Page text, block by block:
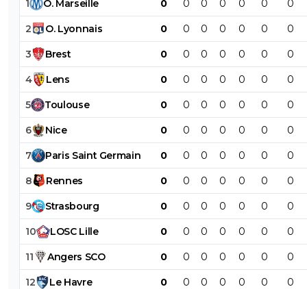
1 O. Marseille 0 0 0 0 0 0 0
2 O. Lyonnais 0 0 0 0 0 0 0
3 Brest 0 0 0 0 0 0 0
4 Lens 0 0 0 0 0 0 0
5 Toulouse 0 0 0 0 0 0 0
6 Nice 0 0 0 0 0 0 0
7 Paris Saint Germain 0 0 0 0 0 0 0
8 Rennes 0 0 0 0 0 0 0
9 Strasbourg 0 0 0 0 0 0 0
10 LOSC Lille 0 0 0 0 0 0 0
11 Angers SCO 0 0 0 0 0 0 0
12 Le Havre 0 0 0 0 0 0 0